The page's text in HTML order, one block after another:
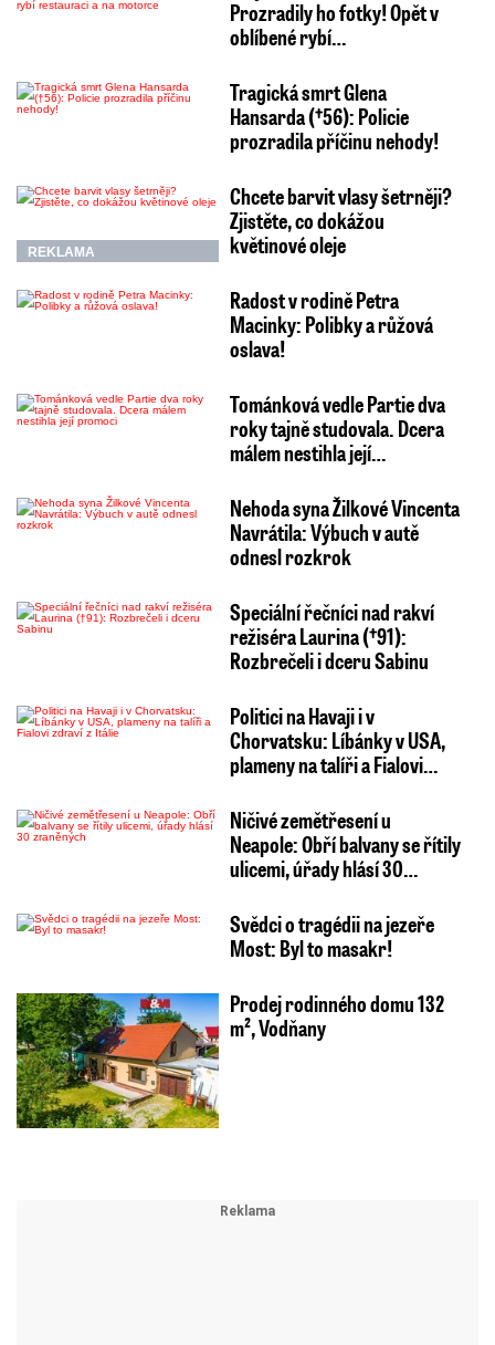
Prozradily ho fotky! Opět v
oblíbené rybí…
Tragická smrt Glena
Hansarda (†56): Policie
prozradila příčinu nehody!
REKLAMA
Chcete barvit vlasy šetrněji?
Zjistěte, co dokážou
květinové oleje
Radost v rodině Petra
Macinky: Polibky a růžová
oslava!
Tománková vedle Partie dva
roky tajně studovala. Dcera
málem nestihla její…
Nehoda syna Žilkové Vincenta
Navrátila: Výbuch v autě
odnesl rozkrok
Speciální řečníci nad rakví
režiséra Laurina (†91):
Rozbrečeli i dceru Sabinu
Politici na Havaji i v
Chorvatsku: Líbánky v USA,
plameny na talíři a Fialovi…
Ničivé zemětřesení u
Neapole: Obří balvany se řítily
ulicemi, úřady hlásí 30…
Svědci o tragédii na jezeře
Most: Byl to masakr!
Prodej rodinného domu 132
m², Vodňany